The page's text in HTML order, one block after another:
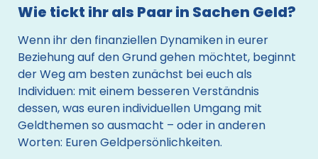
Wie tickt ihr als Paar in Sachen Geld?
Wenn ihr den finanziellen Dynamiken in eurer
Beziehung auf den Grund gehen möchtet, beginnt
der Weg am besten zunächst bei euch als
Individuen: mit einem besseren Verständnis
dessen, was euren individuellen Umgang mit
Geldthemen so ausmacht – oder in anderen
Worten: Euren Geldpersönlichkeiten.